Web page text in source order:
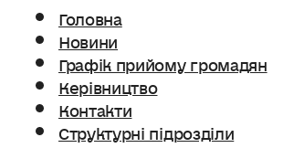
Головна
Новини
Графік прийому громадян
Керівництво
Контакти
Структурні підрозділи